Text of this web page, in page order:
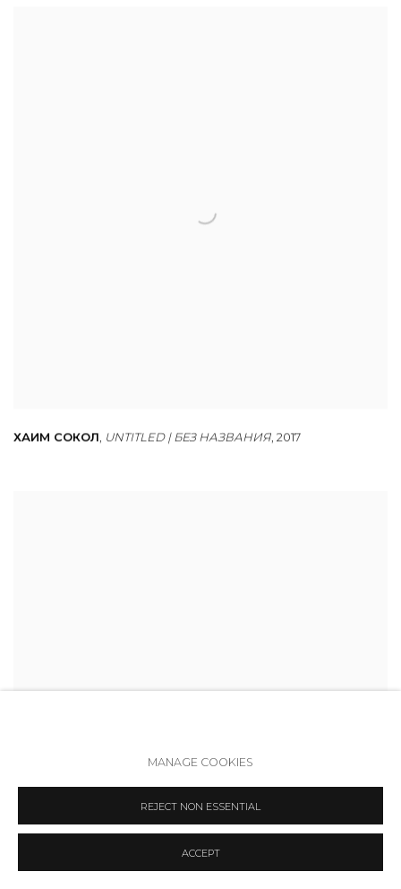
ХАИМ СОКОЛ UNTITLED | БЕЗ НАЗВАНИЯ 2017
MANAGE COOKIES
REJECT NON ESSENTIAL
ACCEPT